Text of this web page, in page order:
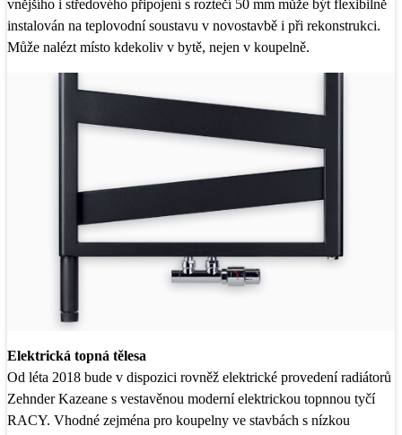
vnějšího i středového připojení s roztečí 50 mm může být flexibilně
instalován na teplovodní soustavu v novostavbě i při rekonstrukci.
Může nalézt místo kdekoliv v bytě, nejen v koupelně.
Elektrická topná tělesa
Od léta 2018 bude v dispozici rovněž elektrické provedení radiátorů
Zehnder Kazeane s vestavěnou moderní elektrickou topnnou tyčí
RACY. Vhodné zejména pro koupelny ve stavbách s nízkou